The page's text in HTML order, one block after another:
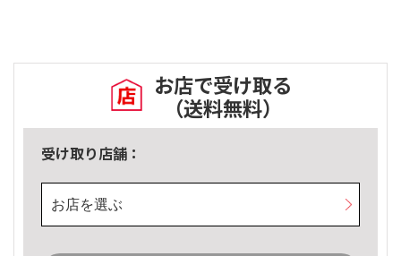
お店で受け取る
（送料無料）
受け取り店舗：
お店を選ぶ